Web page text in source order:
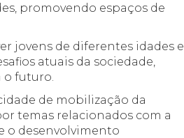
promovendo espaços de
jovens de diferentes idades e
atuais da sociedade,
futuro.
de mobilização da
temas relacionados com a
o desenvolvimento